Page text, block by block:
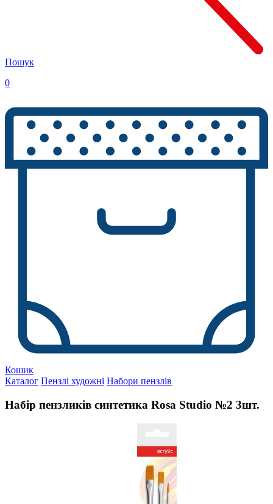
Пошук
0
Кошик
Каталог Пензлі художні Набори пензлів
Набір пензликів синтетика Rosa Studio №2 3шт.